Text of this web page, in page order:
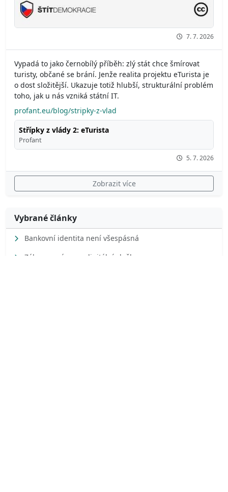
7. 7. 2026
Vypadá to jako černobílý příběh: zlý stát chce šmírovat
turisty, občané se brání. Jenže realita projektu eTurista je
o dost složitější. Ukazuje totiž hlubší, strukturální problém
toho, jak u nás vzniká státní IT.
profant.eu/blog/stripky-z-vlad
Střípky z vlády 2: eTurista
Profant
5. 7. 2026
Zobrazit více
Vybrané články
Bankovní identita není všespásná
Zákon o právu na digitální služby